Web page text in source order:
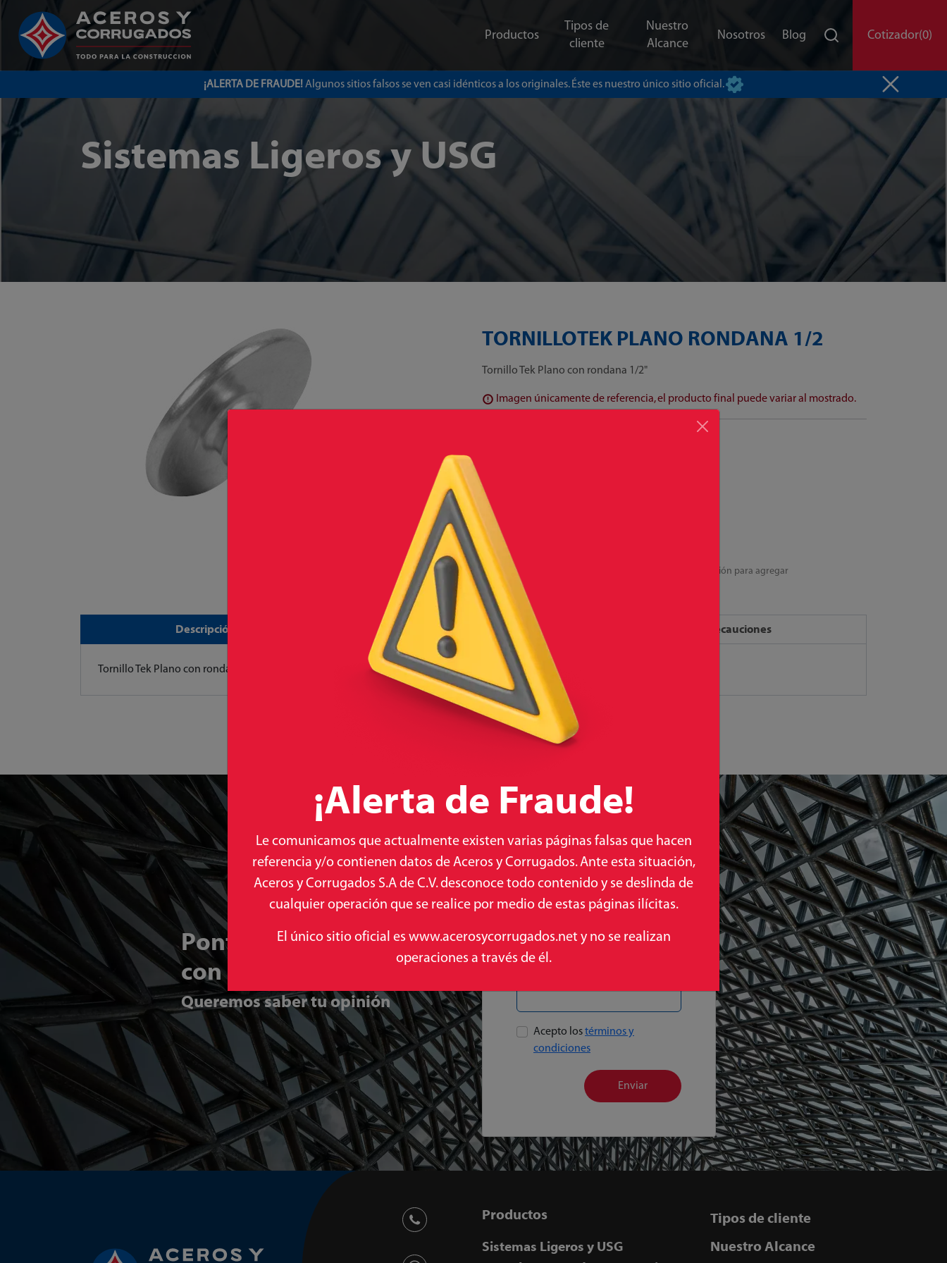
Productos
Tipos de
cliente
Nuestro
Alcance
Nosotros Blog Cotizador(0)
¡ALERTA DE FRAUDE!Algunos sitios falsos se ven casi idénticos a los originales. Éste es nuestro único sitio oficial.
Sistemas Ligeros y USG
TORNILLOTEK PLANO RONDANA 1/2
Tornillo Tek Plano con rondana 1/2"
Imagen únicamente de referencia, el producto final puede variar al mostrado.
Cantidad
Agregar Selecciona una presentación para agregar
Descripción Almacenamiento Precauciones
Tornillo Tek Plano con rondana 1/2"
Ponte en contacto
con nosotros
Queremos saber tu opinión
Acepto lostérminos y
condiciones
Enviar
Productos
Sistemas Ligeros y USG
Tipos de cliente
Nuestro Alcance
¡Alerta de Fraude!
Le comunicamos que actualmente existen varias páginas falsas que hacen
referencia y/o contienen datos de Aceros y Corrugados. Ante esta situación,
Aceros y Corrugados S.A de C.V. desconoce todo contenido y se deslinda de
cualquier operación que se realice por medio de estas páginas ilícitas.
El único sitio oficial es www.acerosycorrugados.net y no se realizan
operaciones a través de él.